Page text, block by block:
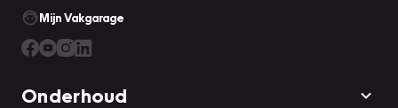
Mijn Vakgarage
Onderhoud